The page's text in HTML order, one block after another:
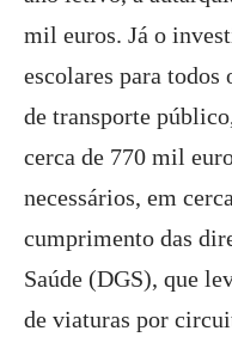
mil euros. Já o
escolares para todos
de transporte
cerca de 770 mil
necessários, em
cumprimento das
Saúde (DGS), que
de viaturas por